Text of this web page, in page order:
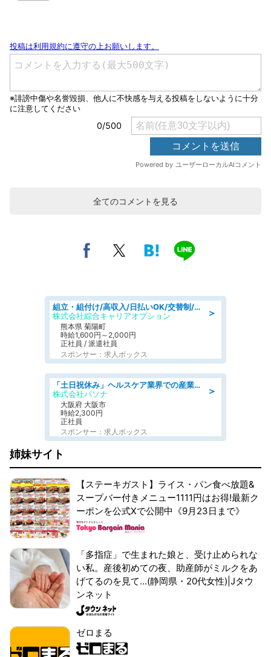
全てのコメントを見る
＞
組立・組付け/高収入/日払いOK/交替制/20・30・40代活躍中/製造 工場
株式会社綜合キャリアオプション
熊本県 菊陽町
時給1,600円～2,000円
正社員 / 派遣社員
スポンサー：求人ボックス
＞
「土日祝休み」ヘルスケア業界での産業保健師業務/看護師/高時給/要資格:正看護師
株式会社パソナ
大阪府 大阪市
時給2,300円
正社員
スポンサー：求人ボックス
姉妹サイト
【ステーキガスト】ライス・パン食べ放題&
スープバー付きメニュー1111円はお得!最新ク
ーポンを公式Xで公開中《9月23日まで》
「多指症」で生まれた娘と、受け止められな
い私。産後初めての夜、助産師がミルクをあ
げてるのを見て...(静岡県・20代女性)|Jタウ
ンネット
ゼロまる